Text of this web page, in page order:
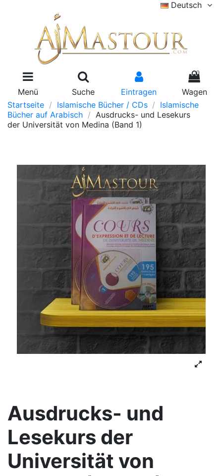
Deutsch
Menü Suche Eintragen
0
Wagen
Startseite
Islamische Bücher / CDs
Islamische
Bücher auf Arabisch
Ausdrucks- und Lesekurs
der Universität von Medina (Band 1)
Ausdrucks- und
Lesekurs der
Universität von